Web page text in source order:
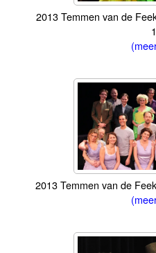
2013 Temmen van de
2013 Temmen van de